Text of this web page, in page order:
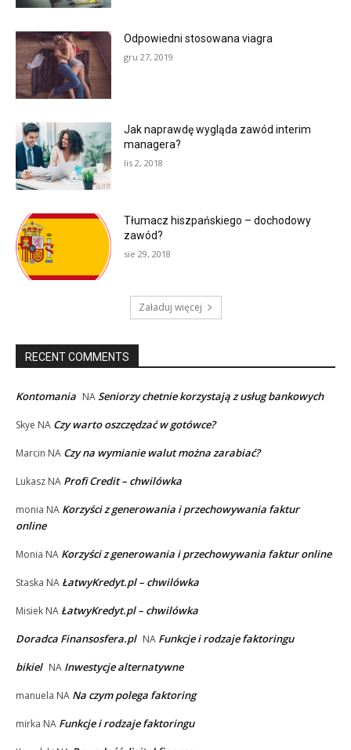
Odpowiedni stosowana viagra
gru 27, 2019
Jak naprawdę wygląda zawód interim
managera?
lis 2, 2018
Tłumacz hiszpańskiego – dochodowy
zawód?
sie 29, 2018
Załaduj więcej
RECENT COMMENTS
Kontomania NASeniorzy chetnie korzystają z usług bankowych
Skye NA Czy warto oszczędzać w gotówce?
Marcin NA Czy na wymianie walut można zarabiać?
Lukasz NA Profi Credit – chwilówka
monia NA Korzyści z generowania i przechowywania faktur
online
Monia NA Korzyści z generowania i przechowywania faktur online
Staska NA ŁatwyKredyt.pl – chwilówka
Misiek NA ŁatwyKredyt.pl – chwilówka
Doradca Finansosfera.pl NA Funkcje i rodzaje faktoringu
bikiel NA Inwestycje alternatywne
manuela NA Na czym polega faktoring
mirka NA Funkcje i rodzaje faktoringu